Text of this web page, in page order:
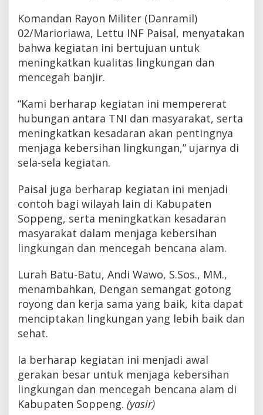
Komandan Rayon Militer (Danramil)
02/Marioriawa, Lettu INF Paisal, menyatakan
bahwa kegiatan ini bertujuan untuk
meningkatkan kualitas lingkungan dan
mencegah banjir.
“Kami berharap kegiatan ini mempererat
hubungan antara TNI dan masyarakat, serta
meningkatkan kesadaran akan pentingnya
menjaga kebersihan lingkungan,” ujarnya di
sela-sela kegiatan.
Paisal juga berharap kegiatan ini menjadi
contoh bagi wilayah lain di Kabupaten
Soppeng, serta meningkatkan kesadaran
masyarakat dalam menjaga kebersihan
lingkungan dan mencegah bencana alam.
Lurah Batu-Batu, Andi Wawo, S.Sos., MM.,
menambahkan, Dengan semangat gotong
royong dan kerja sama yang baik, kita dapat
menciptakan lingkungan yang lebih baik dan
sehat.
Ia berharap kegiatan ini menjadi awal
gerakan besar untuk menjaga kebersihan
lingkungan dan mencegah bencana alam di
Kabupaten Soppeng. (yasir)